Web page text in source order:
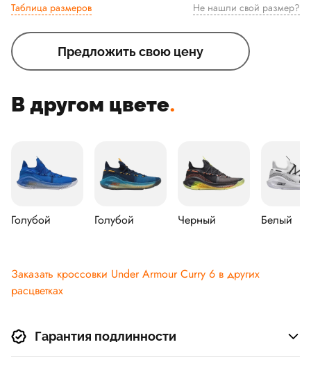
Таблица размеров Не нашли свой размер?
Предложить свою цену
В другом цвете.
Голубой Голубой Черный Белый
Заказать кроссовки Under Armour Curry 6 в других
расцветках
Гарантия подлинности